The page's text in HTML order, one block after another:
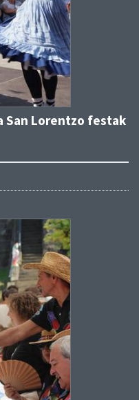
San Lorentzo festak